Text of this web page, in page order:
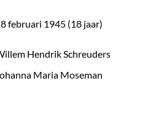
februari 1945 (18 jaar)
Hendrik Schreuders
Maria Moseman